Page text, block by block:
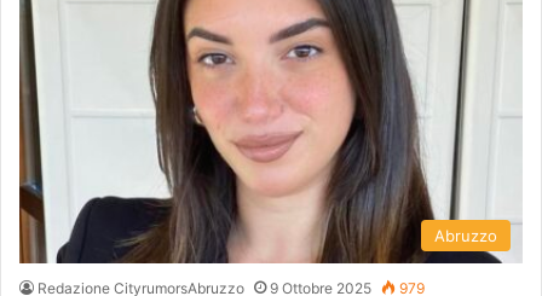
Abruzzo
Redazione CityrumorsAbruzzo 9 Ottobre 2025 979